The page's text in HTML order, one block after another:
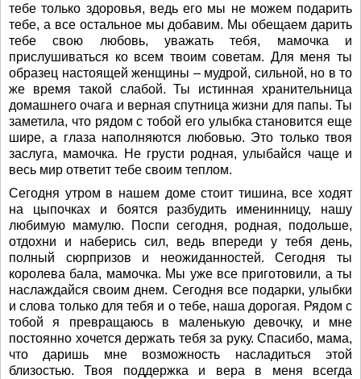
тебе только здоровья, ведь его мы не можем подарить
тебе, а все остальное мы добавим. Мы обещаем дарить
тебе свою любовь, уважать тебя, мамочка и
прислушиваться ко всем твоим советам. Для меня ты
образец настоящей женщины – мудрой, сильной, но в то
же время такой слабой. Ты истинная хранительница
домашнего очага и верная спутница жизни для папы. Ты
заметила, что рядом с тобой его улыбка становится еще
шире, а глаза наполняются любовью. Это только твоя
заслуга, мамочка. Не грусти родная, улыбайся чаще и
весь мир ответит тебе своим теплом.
Сегодня утром в нашем доме стоит тишина, все ходят
на цыпочках и боятся разбудить именинницу, нашу
любимую мамулю. Поспи сегодня, родная, подольше,
отдохни и наберись сил, ведь впереди у тебя день,
полный сюрпризов и неожиданностей. Сегодня ты
королева бала, мамочка. Мы уже все приготовили, а ты
наслаждайся своим днем. Сегодня все подарки, улыбки
и слова только для тебя и о тебе, наша дорогая. Рядом с
тобой я превращаюсь в маленькую девочку, и мне
постоянно хочется держать тебя за руку. Спасибо, мама,
что даришь мне возможность насладиться этой
близостью. Твоя поддержка и вера в меня всегда